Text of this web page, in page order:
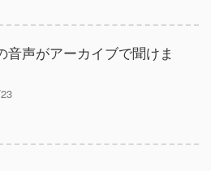
音声がアーカイブで聞けま